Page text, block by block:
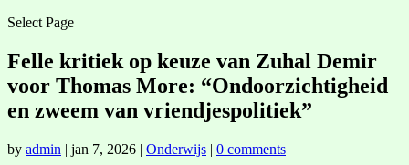
Select Page
Felle kritiek op keuze van Zuhal Demir
voor Thomas More: “Ondoorzichtigheid
en zweem van vriendjespolitiek”
by admin | jan 7, 2026 | Onderwijs | 0 comments